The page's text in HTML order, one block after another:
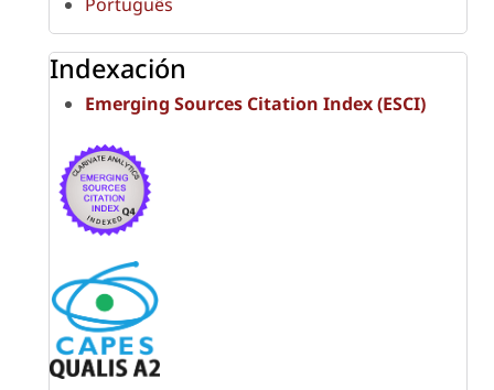
Indexación
Emerging Sources Citation Index (ESCI)